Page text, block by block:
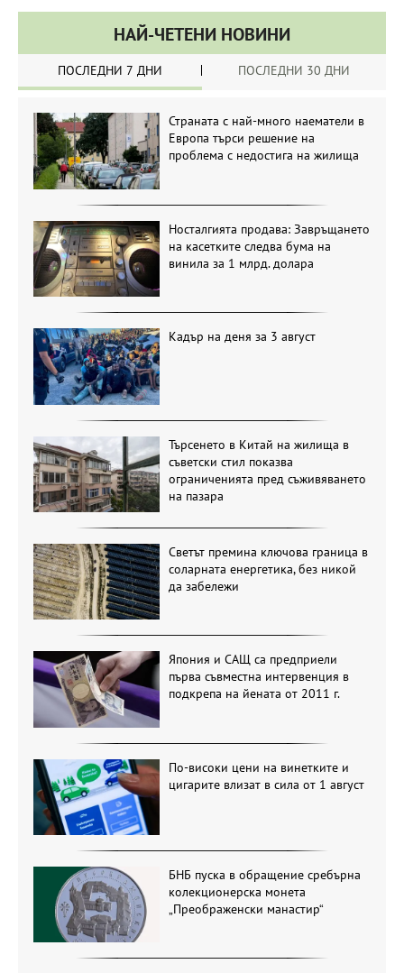
НАЙ-ЧЕТЕНИ НОВИНИ
ПОСЛЕДНИ 7 ДНИ ПОСЛЕДНИ 30 ДНИ
Страната с най-много наематели в
Европа търси решение на
проблема с недостига на жилища
Носталгията продава: Завръщането
на касетките следва бума на
винила за 1 млрд. долара
Кадър на деня за 3 август
Търсенето в Китай на жилища в
съветски стил показва
ограниченията пред съживяването
на пазара
Светът премина ключова граница в
соларната енергетика, без никой
да забележи
Япония и САЩ са предприели
първа съвместна интервенция в
подкрепа на йената от 2011 г.
По-високи цени на винетките и
цигарите влизат в сила от 1 август
БНБ пуска в обращение сребърна
колекционерска монета
„Преображенски манастир“